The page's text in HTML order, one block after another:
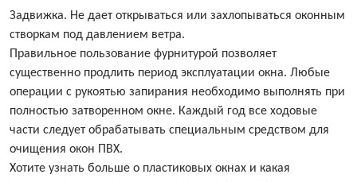
Задвижка. Не дает открываться или захлопываться оконным
створкам под давлением ветра.
Правильное пользование фурнитурой позволяет
существенно продлить период эксплуатации окна. Любые
операции с рукоятью запирания необходимо выполнять при
полностью затворенном окне. Каждый год все ходовые
части следует обрабатывать специальным средством для
очищения окон ПВХ.
Хотите узнать больше о пластиковых окнах и какая